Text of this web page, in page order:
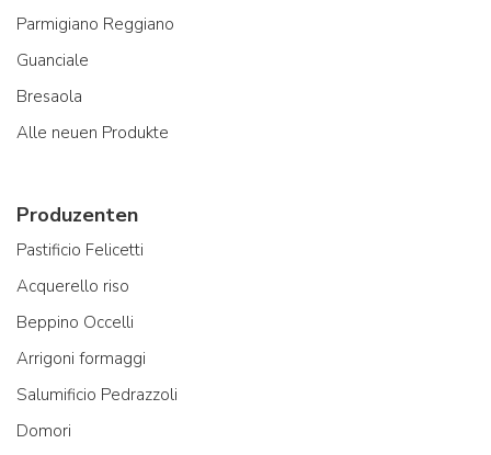
Parmigiano Reggiano
Guanciale
Bresaola
Alle neuen Produkte
Produzenten
Pastificio Felicetti
Acquerello riso
Beppino Occelli
Arrigoni formaggi
Salumificio Pedrazzoli
Domori